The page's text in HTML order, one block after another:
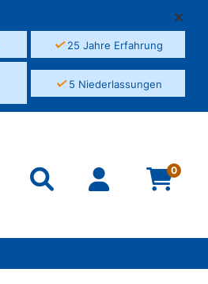
✓25 Jahre Erfahrung
✓5 Niederlassungen
0